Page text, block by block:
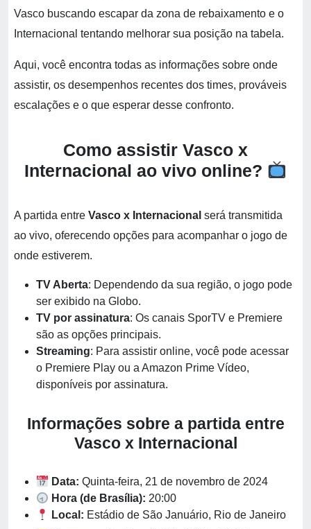
Vasco buscando escapar da zona de rebaixamento e o
Internacional tentando melhorar sua posição na tabela.
Aqui, você encontra todas as informações sobre onde
assistir, os desempenhos recentes dos times, prováveis
escalações e o que esperar desse confronto.
Como assistir Vasco x
Internacional ao vivo online?
A partida entre Vasco x Internacional será transmitida
ao vivo, oferecendo opções para acompanhar o jogo de
onde estiverem.
TV Aberta: Dependendo da sua região, o jogo pode
ser exibido na Globo.
TV por assinatura: Os canais SporTV e Premiere
são as opções principais.
Streaming: Para assistir online, você pode acessar
o Premiere Play ou a Amazon Prime Vídeo,
disponíveis por assinatura.
Informações sobre a partida entre
Vasco x Internacional
Data: Quinta-feira, 21 de novembro de 2024
Hora (de Brasília): 20:00
Local: Estádio de São Januário, Rio de Janeiro